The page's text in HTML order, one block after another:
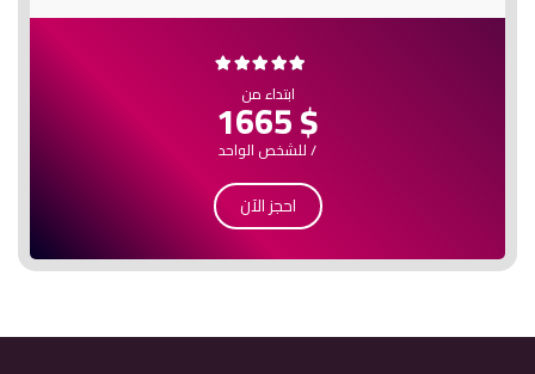
ابتداء من $ 1665
/ للشخص الواحد
احجز الآن